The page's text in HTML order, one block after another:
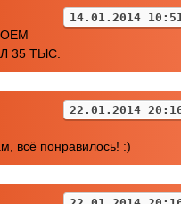
14.01.2014
35 ТЫС.
22.01.2014
всё понравилось! :)